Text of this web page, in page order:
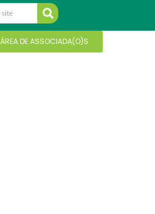
ÁREA DE ASSOCIADA(O)S